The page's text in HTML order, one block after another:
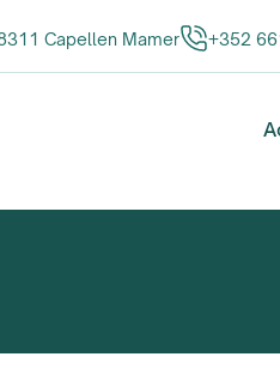
Capellen Mamer +352